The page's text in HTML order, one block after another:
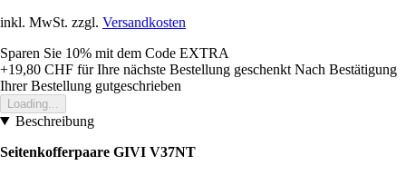
inkl. MwSt. zzgl. Versandkosten
Sparen Sie 10% mit dem Code EXTRA
+19,80 CHF für Ihre nächste Bestellung geschenkt Nach Bestätigung
Ihrer Bestellung gutgeschrieben
Loading...
Beschreibung
Seitenkofferpaare GIVI V37NT